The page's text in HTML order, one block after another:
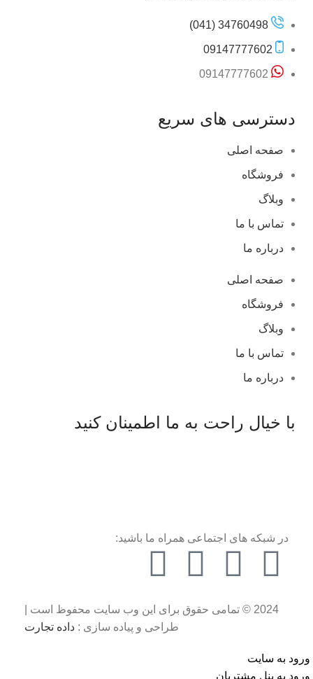
34760498 (041)
09147777602
09147777602
دسترسی های سریع
صفحه اصلی
فروشگاه
وبلاگ
تماس با ما
درباره ما
صفحه اصلی
فروشگاه
وبلاگ
تماس با ما
درباره ما
با خیال راحت به ما اطمینان کنید
در شبکه های اجتماعی همراه ما باشید:
2024 © تمامی حقوق برای این وب سایت محفوظ است |
طراحی و پیاده سازی : داده تجارت
ورود به سایت
ورود به پنل مشتریان